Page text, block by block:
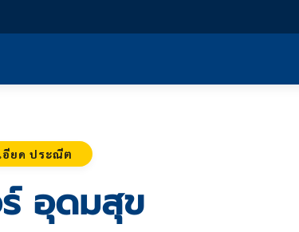
อียด ประณีต
อุดมสุข